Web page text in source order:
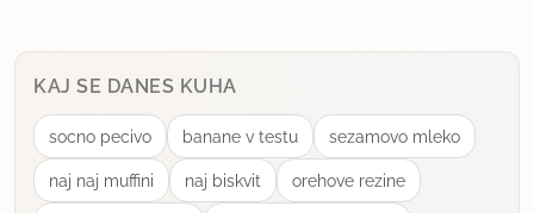
KAJ SE DANES KUHA
socno pecivo banane v testu sezamovo mleko
naj naj muffini naj biskvit orehove rezine